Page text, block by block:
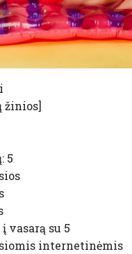
žinios]
5
vasarą su 5
internetinėmis